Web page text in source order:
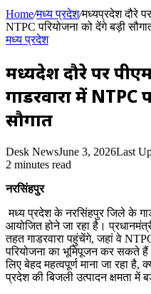
Home/मध्य प्रदेश/मध्यप्रदेश दौरे
NTPC परियोजना को देंगे बड़ी
मध्य प्रदेश
मध्यप्रदेश दौरे पर
गाडरवारा में NTPC
सौगात
Desk NewsJune 3, 2026Last
2 minutes read
नरसिंहपुर
मध्य प्रदेश के नरसिंहपुर जिले के
आयोजित होने जा रहा है।
तहत गाडरवारा पहुंचेंगे, जहां वे
परियोजना का भूमिपूजन कर सकते
लिए बेहद महत्वपूर्ण माना जा रहा है,
प्रदेश की बिजली उत्पादन क्षमता में